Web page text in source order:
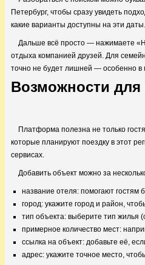
Петербург, чтобы сразу увидеть
какие варианты доступны на эти
Дальше всё просто — нажимаете
отдыха компанией друзей. Для
точно не будет лишней — особенно в
Возможности для
Платформа полезна не только
которые планируют поездку в этот
сервисах.
Добавить объект можно за
название отеля: помогают гостям
город: укажите город и район,
тип объекта: выберите тип жилья
примерное количество мест:
ссылка на объект: добавьте её,
адрес: укажите точное место,